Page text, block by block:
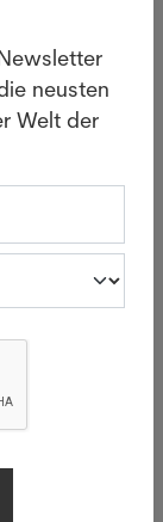
im Raum
neusten
Welt der